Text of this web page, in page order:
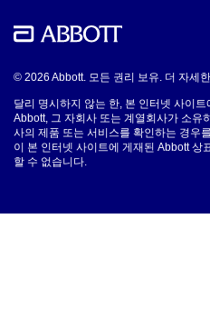
© 2026 Abbott. 모든 권리 보유. 더 자세
달리 명시하지 않는 한, 본 인터넷 사이
Abbott, 그 자회사 또는 계열회사가 소유
사의 제품 또는 서비스를 확인하는 경우
이 본 인터넷 사이트에 게재된 Abbott 상
할 수 없습니다.